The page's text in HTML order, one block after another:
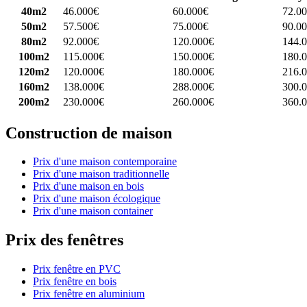
40m2
46.000€ 60.000€
50m2
57.500€ 75.000€
80m2
92.000€ 120.000€
100m2
115.000€ 150.000€
120m2
120.000€ 180.000€
160m2
138.000€ 288.000€
200m2
230.000€ 260.000€
Construction de maison
Prix d'une maison contemporaine
Prix d'une maison traditionnelle
Prix d'une maison en bois
Prix d'une maison écologique
Prix d'une maison container
Prix des fenêtres
Prix fenêtre en PVC
Prix fenêtre en bois
Prix fenêtre en aluminium